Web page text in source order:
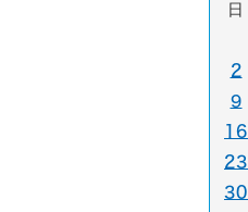
日
2
9
16
23
30